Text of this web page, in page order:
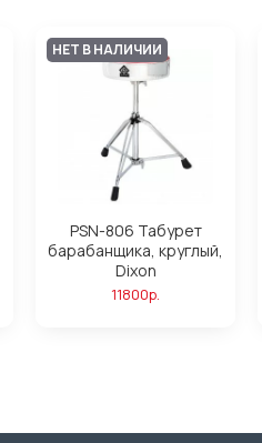
НЕТ В НАЛИЧИИ
PSN-806 Табурет
барабанщика, круглый,
Dixon
11800р.